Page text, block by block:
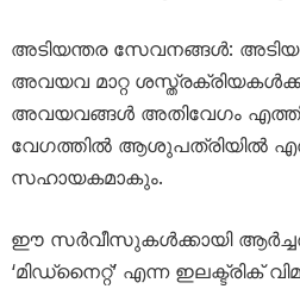
അടിയന്തര സേവനങ്ങൾ:
അവയവ മാറ്റ
അവയവങ്ങൾ അതിവേഗം
വേഗത്തിൽ ആശുപത്രിയിൽ
സഹായകമാകും.
ഈ സർവീസുകൾക്കായി
‘മിഡ്‌നൈറ്റ്’ എന്ന ഇലക്ട്രിക്